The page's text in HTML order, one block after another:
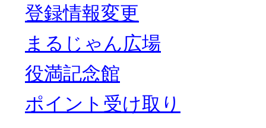
登録情報変更
まるじゃん広場
役満記念館
ポイント受け取り